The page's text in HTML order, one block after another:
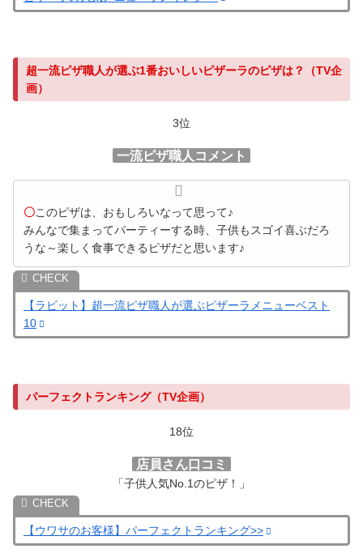
超一流ピザ職人が選ぶ1番おいしいピザーラのピザは？（TV企
画）
3位
一流ピザ職人コメント
〇このピザは、おもしろいなって思って♪
みんなで集まってパーティーする時、子供もスゴイ喜ぶだろ
うな～楽しく食事できるピザだと思います♪
【ラビット】超一流ピザ職人が選ぶピザーラメニューベスト
10
パーフェクトランキング（TV企画）
18位
店員さん口コミ
「子供人気No.1のピザ！」
【ウワサのお客様】パーフェクトランキング>>